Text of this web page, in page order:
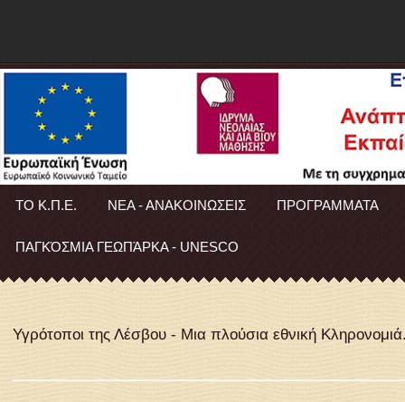
ΤΟ Κ.Π.Ε. ΝΕΑ - ΑΝΑΚΟΙΝΩΣΕΙΣ ΠΡΟΓΡΑΜΜΑΤΑ
ΠΑΓΚΌΣΜΙΑ ΓΕΩΠΆΡΚΑ - UNESCO
Υγρότοποι της Λέσβου - Μια πλούσια εθνική